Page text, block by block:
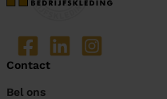
Contact
Bel ons